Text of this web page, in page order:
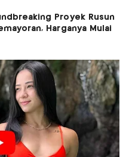
Proyek Rusun
Harganya Mulai